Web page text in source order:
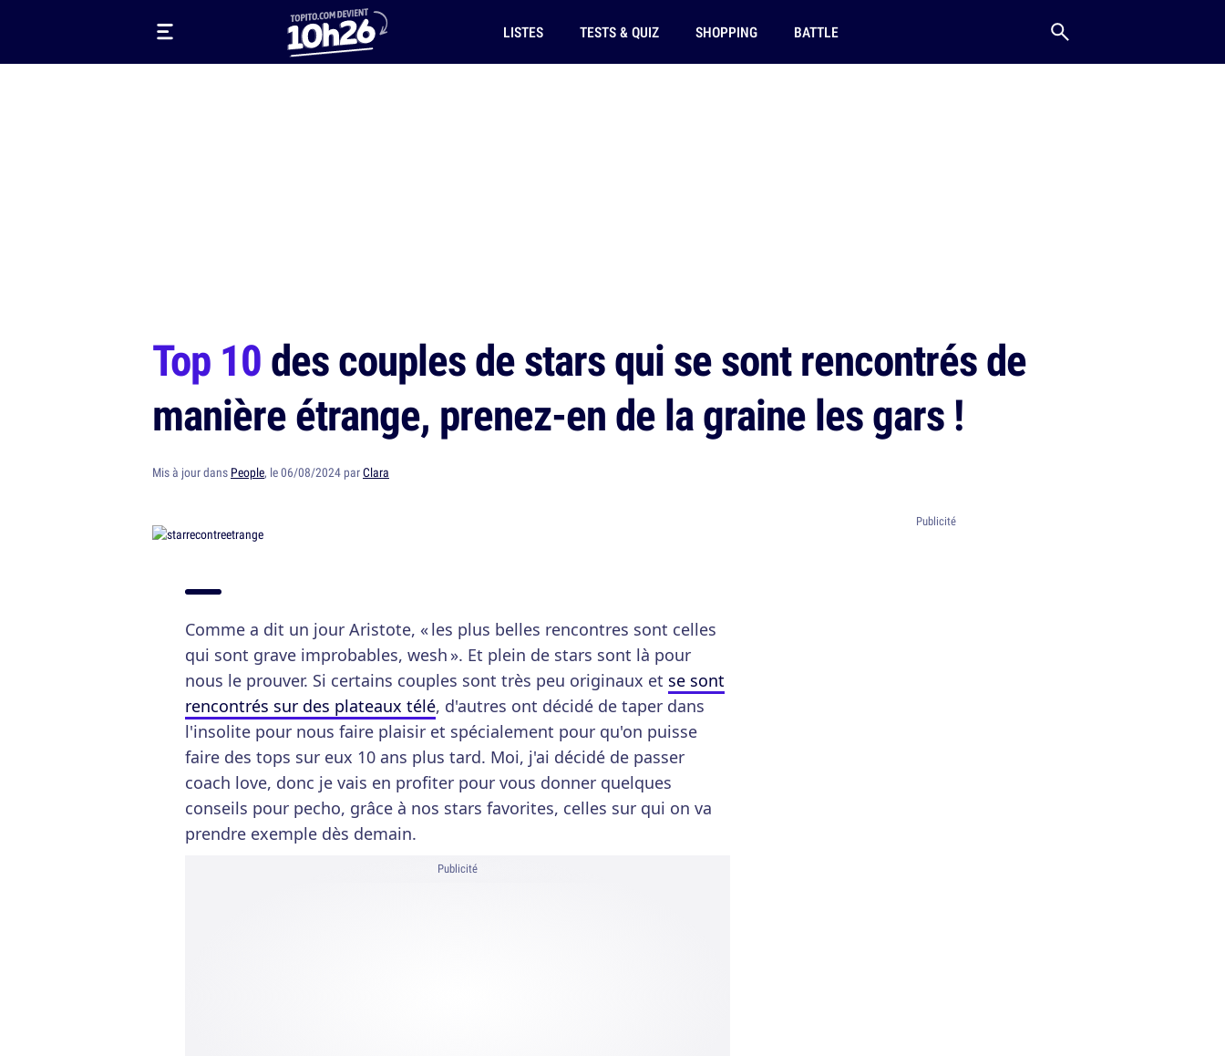
LISTES TESTS & QUIZ SHOPPING BATTLE
Top 10des couples de stars qui se sont rencontrés de
manière étrange, prenez-en de la graine les gars !
Mis à jour dans People, le 06/08/2024 parClara
Comme a dit un jour Aristote, « les plus belles rencontres sont celles
qui sont grave improbables, wesh ». Et plein de stars sont là pour
nous le prouver. Si certains couples sont très peu originaux et se sont
rencontrés sur des plateaux télé, d'autres ont décidé de taper dans
l'insolite pour nous faire plaisir et spécialement pour qu'on puisse
faire des tops sur eux 10 ans plus tard. Moi, j'ai décidé de passer
coach love, donc je vais en profiter pour vous donner quelques
conseils pour pecho, grâce à nos stars favorites, celles sur qui on va
prendre exemple dès demain.
Publicité